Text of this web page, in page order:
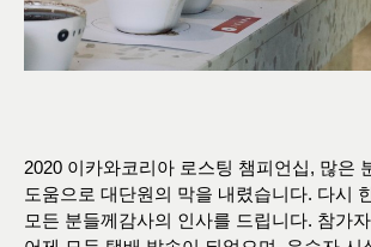
2020 이카와코리아 로스팅 챔피언십, 많은
도움으로 대단원의 막을 내렸습니다. 다시
모든 분들께감사의 인사를 드립니다. 참가